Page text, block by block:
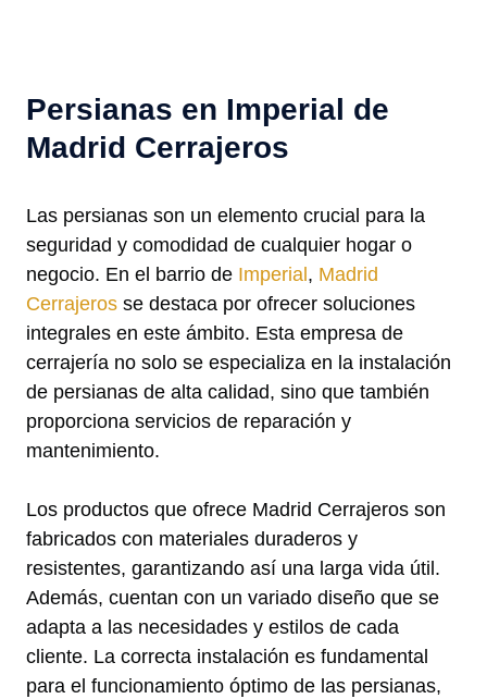
Persianas en Imperial de
Madrid Cerrajeros
Las persianas son un elemento crucial para la
seguridad y comodidad de cualquier hogar o
negocio. En el barrio de Imperial , Madrid
Cerrajeros se destaca por ofrecer soluciones
integrales en este ámbito. Esta empresa de
cerrajería no solo se especializa en la instalación
de persianas de alta calidad, sino que también
proporciona servicios de reparación y
mantenimiento.
Los productos que ofrece Madrid Cerrajeros son
fabricados con materiales duraderos y
resistentes, garantizando así una larga vida útil.
Además, cuentan con un variado diseño que se
adapta a las necesidades y estilos de cada
cliente. La correcta instalación es fundamental
para el funcionamiento óptimo de las persianas,